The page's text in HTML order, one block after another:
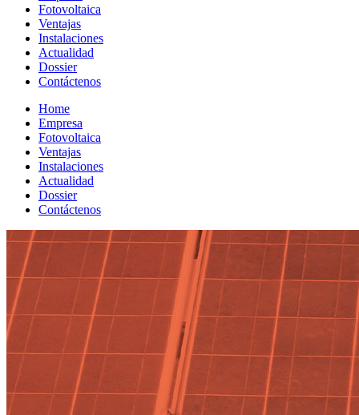
Fotovoltaica
Ventajas
Instalaciones
Actualidad
Dossier
Contáctenos
Home
Empresa
Fotovoltaica
Ventajas
Instalaciones
Actualidad
Dossier
Contáctenos